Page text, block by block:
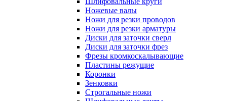
Ножевые валы
Ножи для резки проводов
Ножи для резки арматуры
Диски для заточки сверл
Диски для заточки фрез
Фрезы кромкоскалывающие
Пластины режущие
Коронки
Зенковки
Строгальные ножи